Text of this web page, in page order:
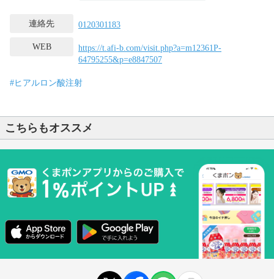
連絡先 0120301183
WEB
https://t.afi-b.com/visit.php?a=m12361P-
64795255&p=e8847507
#ヒアルロン酸注射
こちらもオススメ